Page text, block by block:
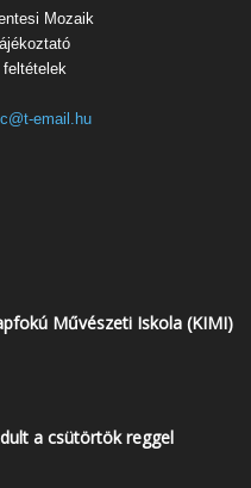
Mozaik
feltételek
email.hu
Művészeti Iskola (KIMI)
a csütörtök reggel